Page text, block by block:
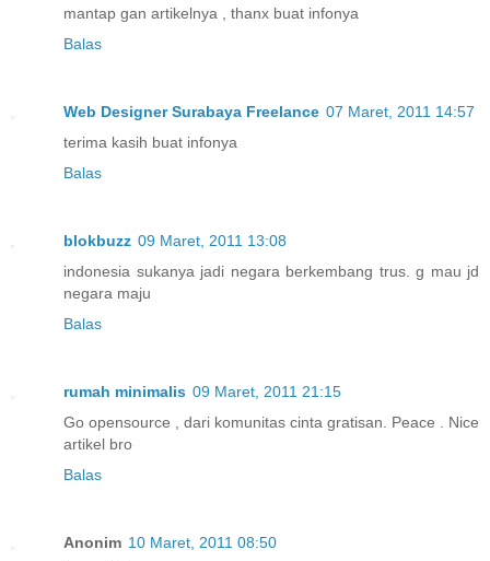
mantap gan artikelnya , thanx buat infonya
Balas
Web Designer Surabaya Freelance 07 Maret, 2011 14:57
terima kasih buat infonya
Balas
blokbuzz 09 Maret, 2011 13:08
indonesia sukanya jadi negara berkembang trus. g mau jd
negara maju
Balas
rumah minimalis 09 Maret, 2011 21:15
Go opensource , dari komunitas cinta gratisan. Peace . Nice
artikel bro
Balas
Anonim 10 Maret, 2011 08:50